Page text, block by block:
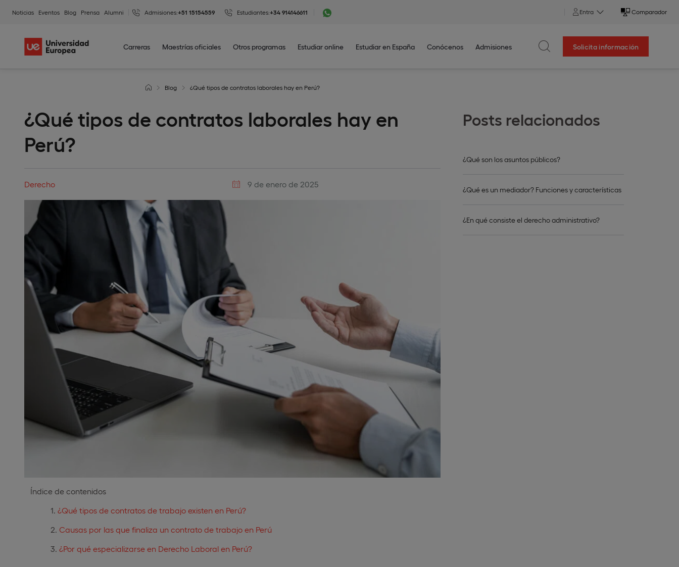
Noticias Eventos Blog Prensa Alumni Admisiones:+51 15154559 Estudiantes:+34 914146611 Entra Comparador
Carreras Maestrías oficiales Otros programas Estudiar online Estudiar en España Conócenos Admisiones Solicita información
Posts relacionados
¿Qué son los asuntos públicos?
¿Qué es un mediador? Funciones y características
¿En qué consiste el derecho administrativo?
Blog ¿Qué tipos de contratos laborales hay en Perú?
¿Qué tipos de contratos laborales hay en
Perú?
Derecho 9 de enero de 2025
Índice de contenidos
¿Qué tipos de contratos de trabajo existen en Perú?
Causas por las que finaliza un contrato de trabajo en Perú
¿Por qué especializarse en Derecho Laboral en Perú?